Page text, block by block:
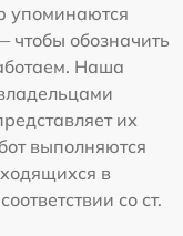
упоминаются
обозначить
Наша
их
выполняются
в
со ст.